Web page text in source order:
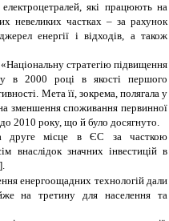
які працюють на
невеликих частках – за рахунок
енергії і відходів, а також
стратегію підвищення
в 2000 році в якості першого
Мета її, зокрема, полягала у
зменшення споживання первинної
2010 року, що й було досягнуто.
друге місце в ЄС за часткою
внаслідок значних інвестицій в
енергоощадних технологій дали
на третину для населення та